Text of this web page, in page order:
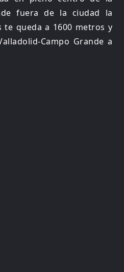
fuera de la ciudad la
te queda a 1600 metros y
Campo Grande a